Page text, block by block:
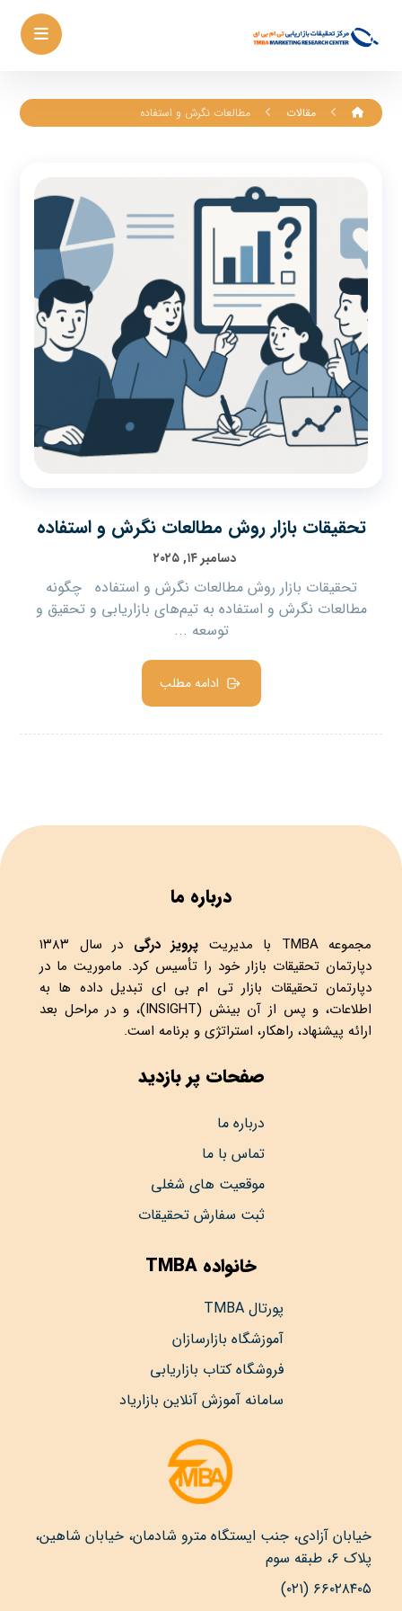
مقالات مطالعات نگرش و استفاده
تحقیقات بازار روش مطالعات نگرش و استفاده
دسامبر ۱۴, ۲۰۲۵
تحقیقات بازار روش مطالعات نگرش و استفاده چگونه
مطالعات نگرش و استفاده به تیم‌های بازاریابی و تحقیق و
توسعه ...
ادامه مطلب
درباره ما
مجموعهTMBA با مدیریت پرویز درگی
در سال ۱۳۸۳
دپارتمان تحقیقات بازار خود را تأسیس کرد. ماموریت ما در
دپارتمان تحقیقات بازار تی ام بی ای تبدیل داده ها به
اطلاعات، و پس از آن بینش (INSIGHT)، و در مراحل بعد
ارائه پیشنهاد، راهکار، استراتژی و برنامه است.
صفحات پر بازدید
درباره ما
تماس با ما
موقعیت های شغلی
ثبت سفارش تحقیقات
خانواده TMBA
پورتال TMBA
آموزشگاه بازارسازان
فروشگاه کتاب بازاریابی
سامانه آموزش آنلاین بازاریاد
خیابان آزادی، جنب ایستگاه مترو شادمان، خیابان شاهین،
پلاک ۶، طبقه سوم
۶۶۰۲۸۴۰۵ (۰۲۱)